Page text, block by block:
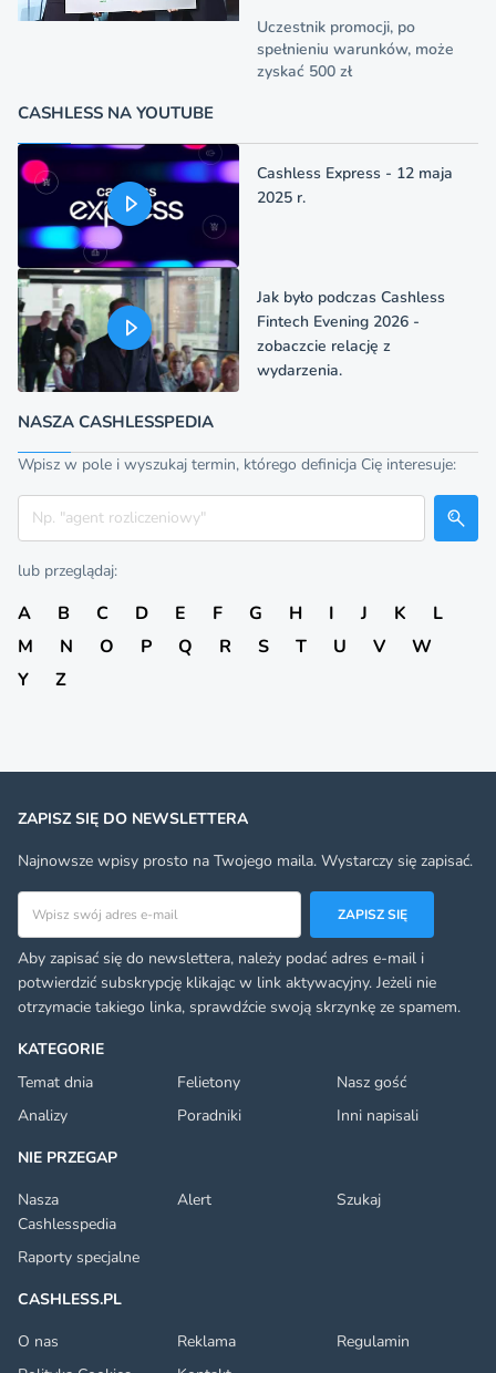
Uczestnik promocji, po
spełnieniu warunków, może
zyskać 500 zł
CASHLESS NA YOUTUBE
Cashless Express - 12 maja
2025 r.
Jak było podczas Cashless
Fintech Evening 2026 -
zobaczcie relację z
wydarzenia.
NASZA CASHLESSPEDIA
Wpisz w pole i wyszukaj termin, którego definicja Cię interesuje:
Szukaj
lub przeglądaj:
A B C D E F G H I J K
L
M
N O P Q R S T U V
W
Y
Z
KATEGORIE
Temat dnia
Felietony
Nasz gość
Analizy
Poradniki
Inni napisali
NIE PRZEGAP
Nasza
Cashlesspedia
Alert Szukaj
Raporty specjalne
CASHLESS.PL
O nas
Reklama
Regulamin
ZAPISZ SIĘ DO NEWSLETTERA
Najnowsze wpisy prosto na Twojego maila. Wystarczy się zapisać.
Adres email
ZAPISZ SIĘ
Aby zapisać się do newslettera, należy podać adres e-mail i
potwierdzić subskrypcję klikając w link aktywacyjny. Jeżeli nie
otrzymacie takiego linka, sprawdźcie swoją skrzynkę ze spamem.